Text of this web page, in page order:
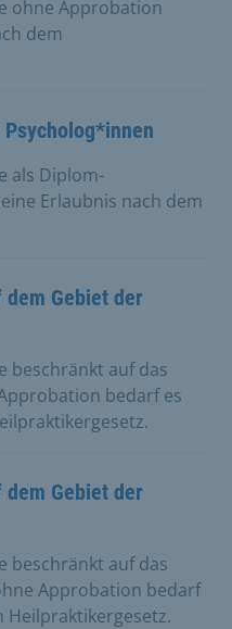
ohne Approbation
dem
als Diplom-
Erlaubnis nach dem
Gebiet der
beschränkt auf das
bedarf es
Gebiet der
beschränkt auf das
Approbation bedarf
Heilpraktikergesetz.